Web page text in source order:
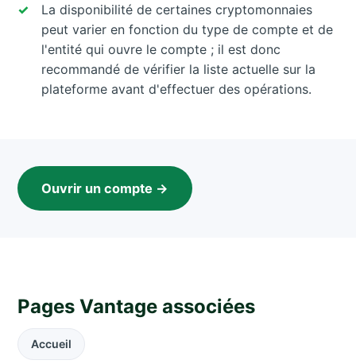
La disponibilité de certaines cryptomonnaies
peut varier en fonction du type de compte et de
l'entité qui ouvre le compte ; il est donc
recommandé de vérifier la liste actuelle sur la
plateforme avant d'effectuer des opérations.
Ouvrir un compte →
Pages Vantage associées
Accueil